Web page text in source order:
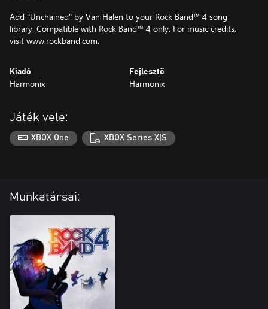
Add "Unchained" by Van Halen to your Rock Band™ 4 song
library. Compatible with Rock Band™ 4 only. For music credits,
visit www.rockband.com.
Kiadó
Harmonix
Fejlesztő
Harmonix
Játék vele:
XBOX One XBOX Series X|S
Munkatársai: